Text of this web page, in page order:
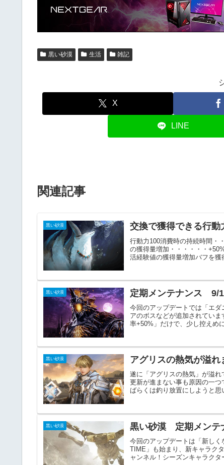
黒い砂漠 生活 雑記
X
LINE
関連記事
黒い砂漠 交換で獲得できる行動
行動力100消費時の持続時間・
の獲得量増加・・・・・・
活経験値の獲得量増加バフを獲
黒い砂漠 定期メンテナンス 9/
今回のアップデートでは「エ
アのボスなどが追加されてい
率+50%」だけで、少し控えめ
黒い砂漠 アグリスの熱気が溢れ
遂に「アグリスの熱気」が溢
更新が進まない事も原因の一
ばらくは釣り放置にしようと
黒い砂漠 黒い砂漠 定期メンテ
今回のアップデートは「新し
TIME」も始まり、新キャラク
ャンネル！シーズンキャラクタ